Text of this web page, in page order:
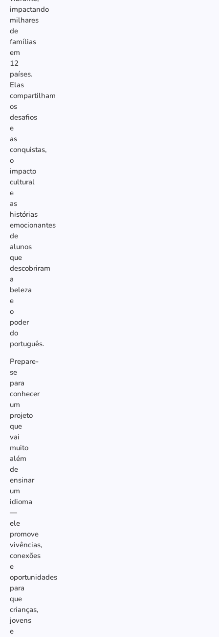
impactando
milhares
de
famílias
em
12
países.
Elas
compartilham
os
desafios
e
as
conquistas,
o
impacto
cultural
e
as
histórias
emocionantes
de
alunos
que
descobriram
a
beleza
e
o
poder
do
português.
Prepare-
se
para
conhecer
um
projeto
que
vai
muito
além
de
ensinar
um
idioma
—
ele
promove
vivências,
conexões
e
oportunidades
para
que
crianças,
jovens
e